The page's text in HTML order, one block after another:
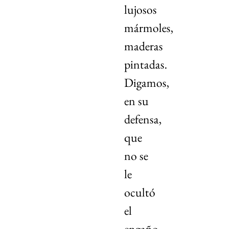
lujosos
mármoles,
maderas
pintadas.
Digamos,
en su
defensa,
que
no se
le
ocultó
el